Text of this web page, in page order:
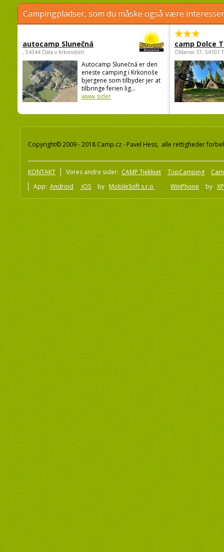
Campingpladser, som du måske også være
autocamp Slunečná
, 54344 Čistá v Krkonoších
Autocamp Slunečná er den
eneste camping i Krkonoše
bjergene som tilbyder jer at
tilbringe ferien lig...
www sider
camp Dolce
Oblanov 37, 54101
Copyright© 2009 - 2018 Camp.cz - Pavel Hess, alle rettigheder
KONTAKT Vores andre sider: CAMP Tjekkiet TopCamping
App: Android iOS by MobileSoft s.r.o WinPhone by